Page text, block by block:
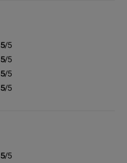
5/5
5/5
5/5
5/5
5/5